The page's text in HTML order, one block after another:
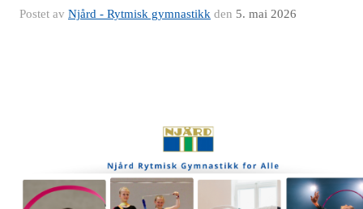
Postet av Njård - Rytmisk gymnastikk den 5. mai 2026